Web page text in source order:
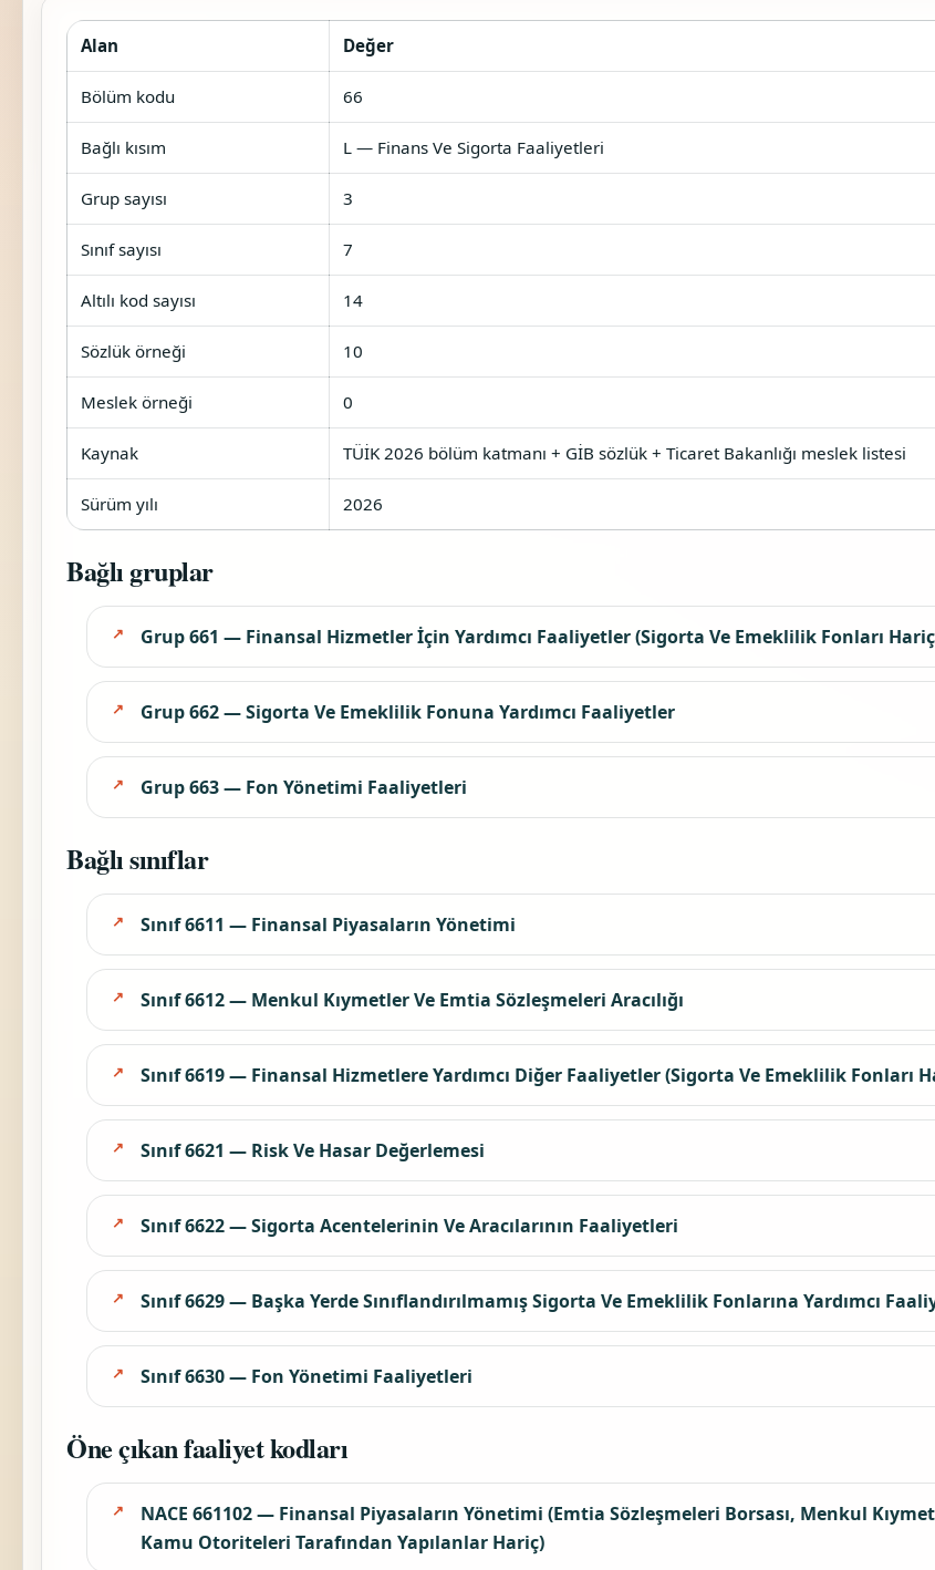
Alan Değer
Bölüm kodu 66
Bağlı kısım L — Finans Ve Sigorta Faaliyetleri
Grup sayısı 3
Sınıf sayısı 7
Altılı kod sayısı 14
Sözlük örneği 10
Meslek örneği 0
Kaynak TÜİK 2026 bölüm katmanı + GİB sözlük + Ticaret Bakanlığı meslek listesi
Sürüm yılı 2026
Bağlı gruplar
Grup 661 — Finansal Hizmetler İçin Yardımcı Faaliyetler (Sigorta Ve Emeklilik Fonları
Grup 662 — Sigorta Ve Emeklilik Fonuna Yardımcı Faaliyetler
Grup 663 — Fon Yönetimi Faaliyetleri
Bağlı sınıflar
Sınıf 6611 — Finansal Piyasaların Yönetimi
Sınıf 6612 — Menkul Kıymetler Ve Emtia Sözleşmeleri Aracılığı
Sınıf 6619 — Finansal Hizmetlere Yardımcı Diğer Faaliyetler (Sigorta Ve Emeklilik Fonları
Sınıf 6621 — Risk Ve Hasar Değerlemesi
Sınıf 6622 — Sigorta Acentelerinin Ve Aracılarının Faaliyetleri
Sınıf 6629 — Başka Yerde Sınıflandırılmamış Sigorta Ve Emeklilik Fonlarına Yardımcı
Sınıf 6630 — Fon Yönetimi Faaliyetleri
Öne çıkan faaliyet kodları
NACE 661102 — Finansal Piyasaların Yönetimi (Emtia Sözleşmeleri Borsası, Menkul
Kamu Otoriteleri Tarafından Yapılanlar Hariç)